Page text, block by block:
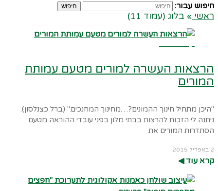
חיפוש עבור: חיפוש
ראשי » בלוג (עמוד 11)
הרצאות העשרה למורים מטעם עמותת
המורים
"היכן מתחיל חינוך ההמונים?…מחינוך המחנכים." (ברל כצנלסון).
ניתנה לי הזכות להרצות בבתי מלון בפני עובדי ההוראה מטעם
הסתדרות המורים את
2 באפריל 2015
קרא עוד ◀︎